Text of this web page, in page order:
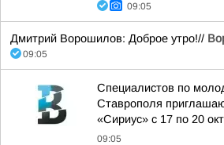
09:05
Дмитрий Ворошилов: Доброе утро!//
09:05
Специалистов по
Ставрополя
«Сириус» с 17 по 20
09:05